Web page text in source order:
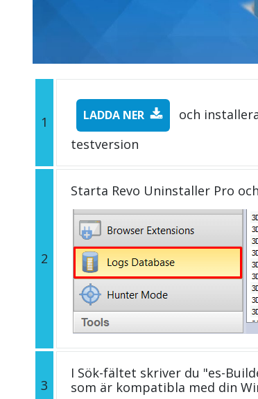
1 LADDA NER
och
testversion
2
Starta Revo Uninstaller Pro
3
I Sök-fältet skriver du "es-
som är kompatibla med din